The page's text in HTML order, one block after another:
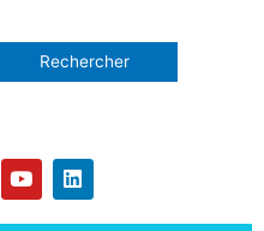
Y
o
u
t
L
i
n
k